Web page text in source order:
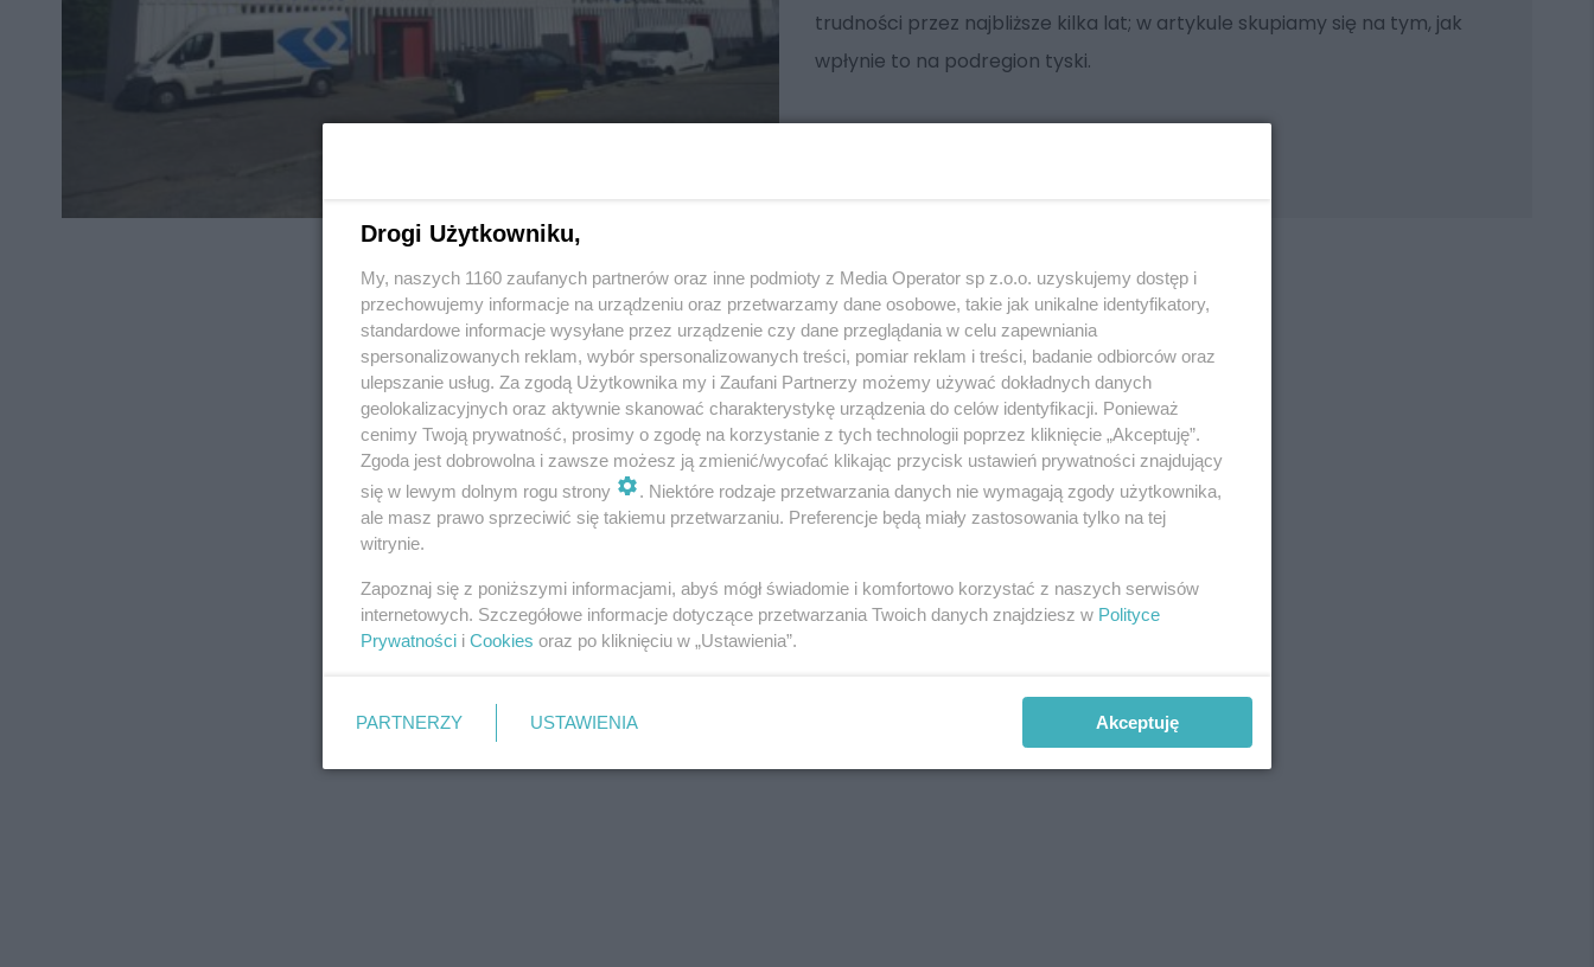
trudności przez najbliższe kilka lat; w artykule skupiamy się na tym, jak
wpłynie to na podregion tyski.
REKLAMA REKLAMA
Drogi Użytkowniku,
My, naszych 1160 zaufanych partnerów oraz inne podmioty z Media Operator sp z.o.o. uzyskujemy dostęp i
przechowujemy informacje na urządzeniu oraz przetwarzamy dane osobowe, takie jak unikalne identyfikatory,
standardowe informacje wysyłane przez urządzenie czy dane przeglądania w celu zapewniania
spersonalizowanych reklam, wybór spersonalizowanych treści, pomiar reklam i treści, badanie odbiorców oraz
ulepszanie usług. Za zgodą Użytkownika my i Zaufani Partnerzy możemy używać dokładnych danych
geolokalizacyjnych oraz aktywnie skanować charakterystykę urządzenia do celów identyfikacji. Ponieważ
cenimy Twoją prywatność, prosimy o zgodę na korzystanie z tych technologii poprzez kliknięcie „Akceptuję”.
Zgoda jest dobrowolna i zawsze możesz ją zmienić/wycofać klikając przycisk ustawień prywatności znajdujący
się w lewym dolnym rogu strony
. Niektóre rodzaje przetwarzania danych nie wymagają zgody użytkownika,
ale masz prawo sprzeciwić się takiemu przetwarzaniu. Preferencje będą miały zastosowania tylko na tej
witrynie.
Zapoznaj się z poniższymi informacjami, abyś mógł świadomie i komfortowo korzystać z naszych serwisów
internetowych. Szczegółowe informacje dotyczące przetwarzania Twoich danych znajdziesz w Polityce
Prywatności i Cookies oraz po kliknięciu w „Ustawienia”.
PARTNERZY USTAWIENIA Akceptuję